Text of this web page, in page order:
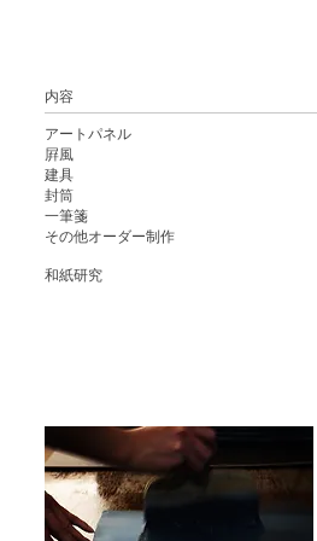
内容
アートパネル
屛風
建具
封筒
一筆箋
​その他オーダー制作
​和紙研究